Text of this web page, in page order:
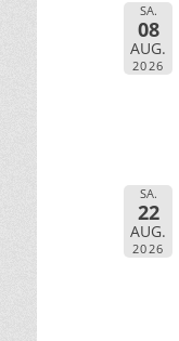
SA.
08
AUG.
2026
SA.
22
AUG.
2026